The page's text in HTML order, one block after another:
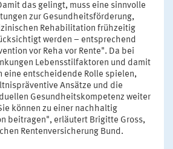
das gelingt, muss eine sinnvolle
zur Gesundheitsförderung,
Rehabilitation frühzeitig
werden – entsprechend
vor Reha vor Rente". Da bei
Lebensstilfaktoren und damit
eine entscheidende Rolle spielen,
Ansätze und die
Gesundheitskompetenz weiter
können zu einer nachhaltig
beitragen", erläutert Brigitte Gross,
Rentenversicherung Bund.